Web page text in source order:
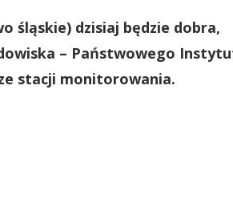
śląskie) dzisiaj będzie dobra,
– Państwowego
stacji monitorowania.